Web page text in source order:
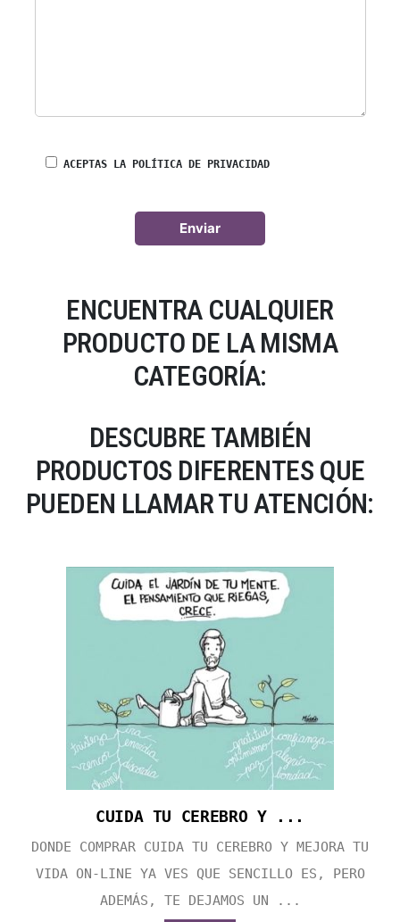
ACEPTAS LA POLÍTICA DE PRIVACIDAD
ENCUENTRA CUALQUIER
PRODUCTO DE LA MISMA
CATEGORÍA:
DESCUBRE TAMBIÉN
PRODUCTOS DIFERENTES QUE
PUEDEN LLAMAR TU ATENCIÓN:
CUIDA TU CEREBRO Y ...
DONDE COMPRAR CUIDA TU CEREBRO Y MEJORA TU
VIDA ON-LINE YA VES QUE SENCILLO ES, PERO
ADEMÁS, TE DEJAMOS UN ...